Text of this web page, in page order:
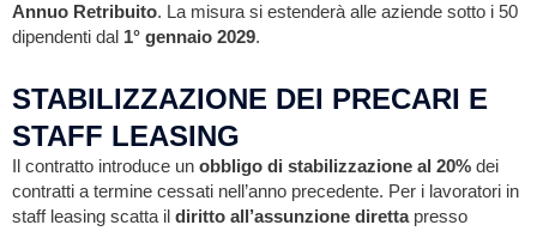
Annuo Retribuito. La misura si estenderà alle aziende sotto i 50
dipendenti dal 1° gennaio 2029.
STABILIZZAZIONE DEI PRECARI E
STAFF LEASING
Il contratto introduce un obbligo di stabilizzazione al 20% dei
contratti a termine cessati nell’anno precedente. Per i lavoratori in
staff leasing scatta il diritto all’assunzione direttapresso